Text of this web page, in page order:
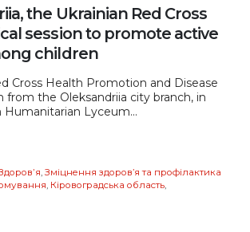
the Ukrainian Red Cross
session to promote active
children
Cross Health Promotion and Disease
from the Oleksandriia city branch, in
Lyceum...
, Зміцнення здоров’я та профілактика
, Кіровоградська область,